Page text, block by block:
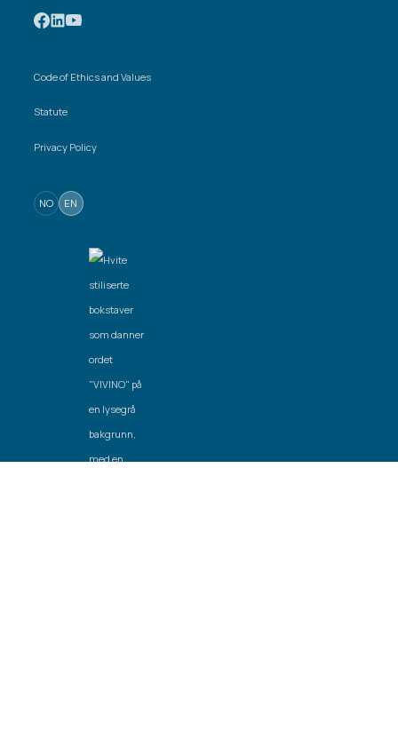
Code of Ethics and Values
Statute
Privacy Policy
NO EN